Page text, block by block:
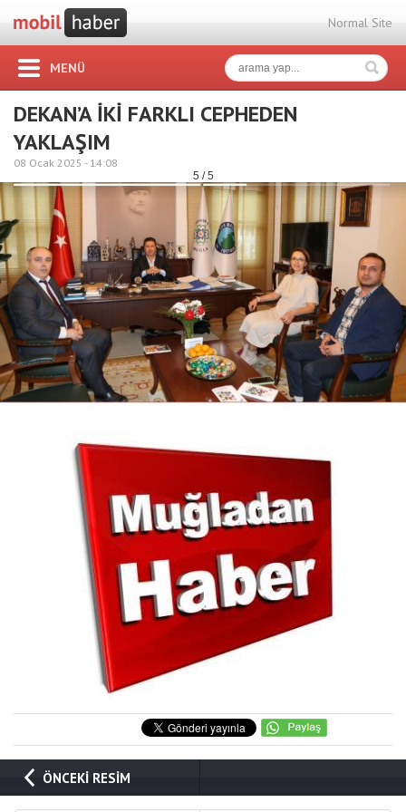
Normal Site
MENÜ
DEKAN’A İKİ FARKLI CEPHEDEN
YAKLAŞIM
08 Ocak 2025 - 14:08
5 / 5
ÖNCEKİ RESİM